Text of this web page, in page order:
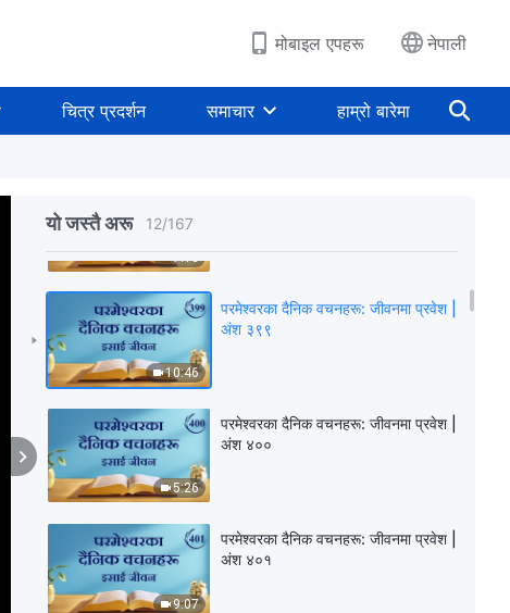
मोबाइल एपहरू नेपाली
चित्र प्रदर्शन समाचार हाम्रो बारेमा
यो जस्तै अरू 12/167
7:16
10:46
परमेश्‍वरका दैनिक वचनहरू: जीवनमा प्रवेश |
अंश ३९९
5:26
परमेश्‍वरका दैनिक वचनहरू: जीवनमा प्रवेश |
अंश ४००
9:07
परमेश्‍वरका दैनिक वचनहरू: जीवनमा प्रवेश |
अंश ४०१